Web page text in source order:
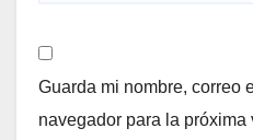
Guarda mi nombre, correo
navegador para la próxima